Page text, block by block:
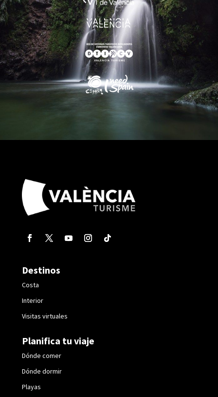
Destinos
Costa
Interior
Visitas virtuales
Planifica tu viaje
Dónde comer
Dónde dormir
Playas